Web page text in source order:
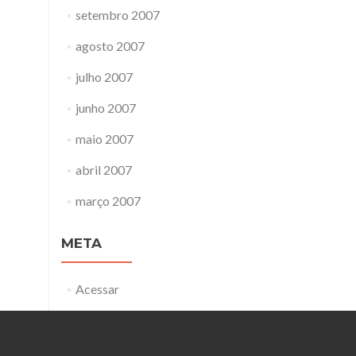
setembro 2007
agosto 2007
julho 2007
junho 2007
maio 2007
abril 2007
março 2007
META
Acessar